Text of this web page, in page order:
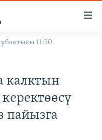
11:30
калктын
пайызга